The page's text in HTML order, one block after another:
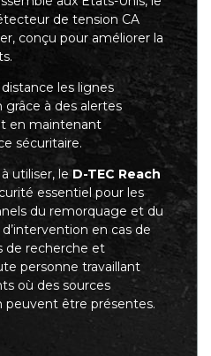
de tension CA
conçu pour améliorer la
les lignes
grâce à des alertes
en maintenant
sécuritaire.
utiliser, leD-TEC Reach
essentiel pour les
du remorquage et du
en cas de
de recherche et
personne travaillant
où des sources
peuvent être présentes.